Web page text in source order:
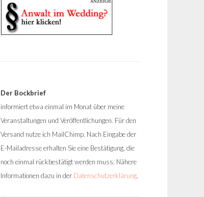
Der Bockbrief
informiert etwa einmal im Monat über meine
Veranstaltungen und Veröffentlichungen. Für den
Versand nutze ich MailChimp. Nach Eingabe der
E-Mailadresse erhalten Sie eine Bestätigung, die
noch einmal rückbestätigt werden muss. Nähere
Informationen dazu in der Datenschutzerklärung.